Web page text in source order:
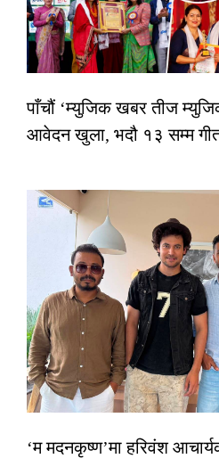
पाँचौं ‘म्युजिक खबर तीज
आवेदन खुला, भदौ १३ सम्म गीत
‘म मदनकृष्ण’मा हरिवंश